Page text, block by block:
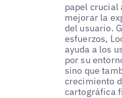
papel crucial
mejorar la
del usuario.
esfuerzos,
ayuda a los
por su
sino que
crecimiento
cartográfica